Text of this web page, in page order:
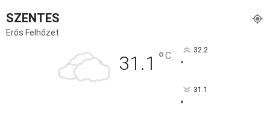
SZENTES
Erős Felhőzet
31.1 °C 32.2
°
31.1
°